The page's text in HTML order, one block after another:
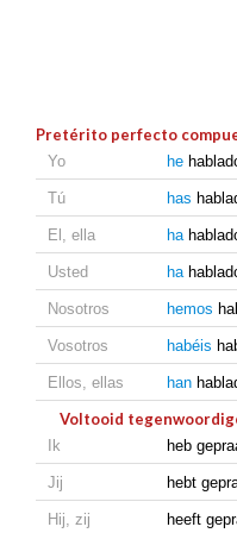
Pretérito perfecto
Yo he
Tú has
El, ella ha
Usted ha
Nosotros hemos
Vosotros habéis
Ellos, ellas han
Voltooid
Ik heb
Jij hebt
Hij, zij heeft